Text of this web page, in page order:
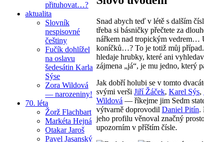
přituhovat…?
aktualita
Slovník
nespisovné
češtiny
Fučík dohlížel
na oslavu
šedesátin Karla
Sýse
Zora Wildová
— narozeniny!
70. léta
Žorž Flachbart
Markéta Hejná
Otakar Jaroš
Pavel Jasanský
Snad abych teď v létě s dalším
třeba si básničky přečtete za
nářkem nad tropickým vedrem…
koníčků…? To je totiž můj případ.
hledaje hrubky, které ani
zájmena „já“, je mu jedno, který
Jak dobří holubi se v tomto
svými verši Jiří Žáček, Karel Sýs,
Wildová — říkejme jim Sedm
výtvarně doprovodil Daniel Pitín.
jeho profilu věnoval značný
upozorním v příštím čísle.